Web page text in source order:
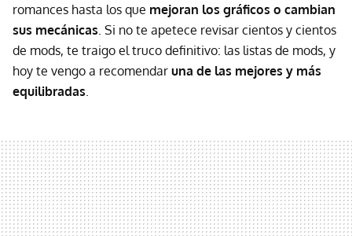
romances hasta los que mejoran los gráficos o cambian
sus mecánicas. Si no te apetece revisar cientos y cientos
de mods, te traigo el truco definitivo: las listas de mods, y
hoy te vengo a recomendar una de las mejores y más
equilibradas.